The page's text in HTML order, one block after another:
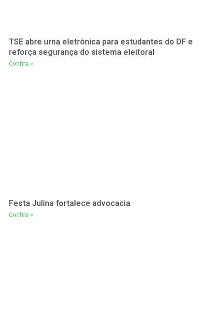
TSE abre urna eletrônica para estudantes do DF e
reforça segurança do sistema eleitoral
Confira »
Festa Julina fortalece advocacia
Confira »